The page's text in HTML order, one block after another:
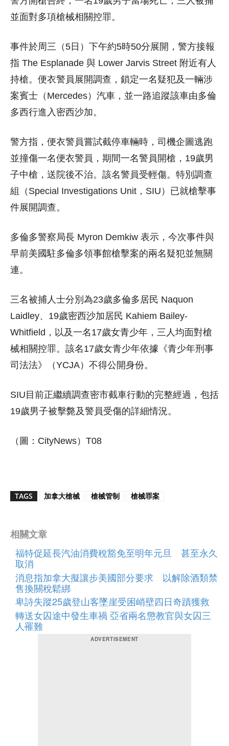
並面對多項槍械相關控罪。
事件於周三（5日）下午約5時50分展開，警方接報
指 The Esplanade 與 Lower Jarvis Street 附近有人
持槍。便衣警員展開調查，鎖定一名疑犯及一輛涉
案賓士（Mercedes）汽車，並一路追蹤該車由多倫
多西行進入密西沙加。
警方指，便衣警員嘗試截停車輛時，司機企圖逃跑
並撞傷一名便衣警員，期間一名警員開槍，19歲男
子中槍，送院後不治。該名警員受輕傷。特別調查
組（Special Investigations Unit，SIU）已就槍擊事
件展開調查。
多倫多警察局長 Myron Demkiw 表示，今次事件與
早前美國駐多倫多領事館槍擊案的兩名疑犯並無關
連。
三名被捕人士分別為23歲多倫多居民 Naquon
Laidley、19歲密西沙加居民 Kahiem Bailey-
Whitfield，以及一名17歲女青少年，三人均面對槍
械相關控罪。該名17歲女青少年依據《青少年刑事
司法法》（YCJA）不得公開身份。
SIU目前正繼續調查密市截車行動的完整經過，包括
19歲男子被擊斃及警員受傷的詳細情況。
（圖：CityNews）T08
TAGS 加拿大槍械 槍械管制 槍械罪案
相關文章
福特促延長汽油消費稅豁免至明年元旦 甚至永久
取消
消息指加拿大擬讓步美國部分要求 以解除酒類禁
售換關稅鬆綁
卑詩失蹤25歲登山客墜崖受困峭壁四日奇蹟獲救
轉送女囚途中發生車禍 亞省兩名懲教官與女囚三
人罹難